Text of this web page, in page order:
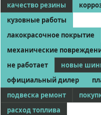
качество резины
кузовные работы
лакокрасочное покрытие
механические
не работает
новые
официальный дилер
подвеска ремонт
расход топлива